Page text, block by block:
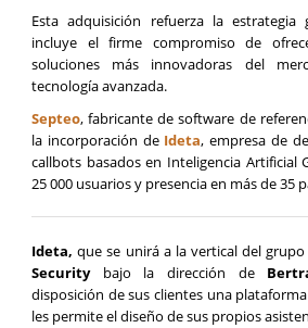
Esta adquisición refuerza la
incluye el firme compromiso de
soluciones más innovadoras del
tecnología avanzada.
Septeo, fabricante de software de
la incorporación de Ideta, empresa de
callbots basados en Inteligencia Artificial
25 000 usuarios y presencia en más de 35
Ideta,que se unirá a la vertical del
Securitybajo la dirección de
disposición de sus clientes una
les permite el diseño de sus propios